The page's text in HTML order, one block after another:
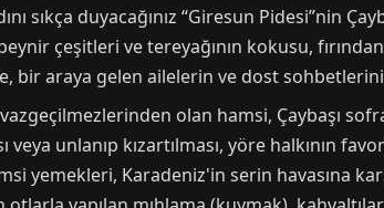
sıkça duyacağınız “Giresun Pidesi”nin
çeşitleri ve tereyağının kokusu,
bir araya gelen ailelerin ve dost
olan hamsi, Çaybaşı
veya unlanıp kızartılması, yöre halkının
yemekleri, Karadeniz'in serin havasına